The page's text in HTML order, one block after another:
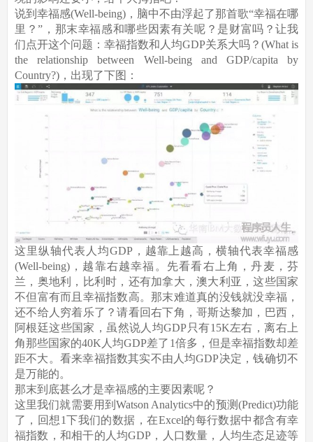
说到幸福感(Well-being)，脑中不由浮起了那首歌“幸福在哪
里？”，那末幸福感和哪些因素有关呢？是财富吗？让我
们点开这个问题：幸福指数和人均GDP关系大吗？(What is
the relationship between Well-being and GDP/capita by
Country?)，出现了下图：
这里纵轴代表人均GDP，越靠上越高，横轴代表幸福感
(Well-being)，越靠右越幸福。先看看右上角，丹麦，芬
兰，奥地利，比利时，还有加拿大，澳大利亚，这些国家
不但富有而且幸福指数高。那末难道真的没钱就没幸福，
还不给人穷着乐了？请看回右下角，哥斯达黎加，巴西，
阿根廷这些国家，虽然说人均GDP只有15K左右，离右上
角那些国家的40K人均GDP差了1倍多，但是幸福指数却差
距不大。看来幸福指数其实不由人均GDP决定，钱确切不
是万能的。
那末到底甚么才是幸福感的主要因素呢？
这里我们就需要用到Watson Analytics中的预测(Predict)功能
了，回想1下我们的数据，在Excel的每行数据中都含有幸
福指数，和相干的人均GDP，人口数量，人均生态足迹等